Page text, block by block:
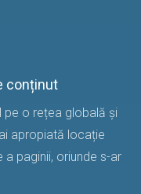
conținut
pe o rețea globală și
apropiată locație
paginii, oriunde s-ar